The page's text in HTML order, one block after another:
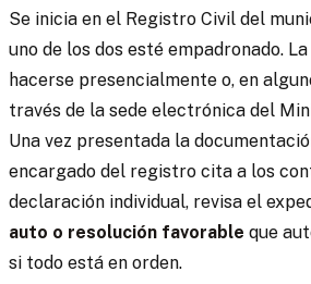
Se inicia en el Registro Civil del
uno de los dos esté empadronado.
hacerse presencialmente o, en
través de la sede electrónica del
Una vez presentada la
encargado del registro cita a los
declaración individual, revisa el
auto o resolución favorable que
si todo está en orden.